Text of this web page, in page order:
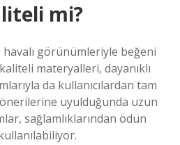
mi?
havalı görünümleriyle beğeni
materyalleri, dayanıklı
da kullanıcılardan tam
önerilerine uyulduğunda uzun
sağlamlıklarından ödün